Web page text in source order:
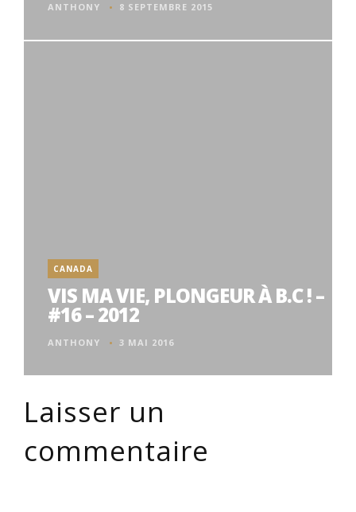
ANTHONY 8 SEPTEMBRE 2015
CANADA
VIS MA VIE, PLONGEUR À B.C ! –
#16 – 2012
ANTHONY 3 MAI 2016
Laisser un
commentaire